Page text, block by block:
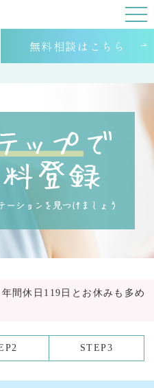
無料相談はこちら
間休日119日とお休みも多め
STEP3